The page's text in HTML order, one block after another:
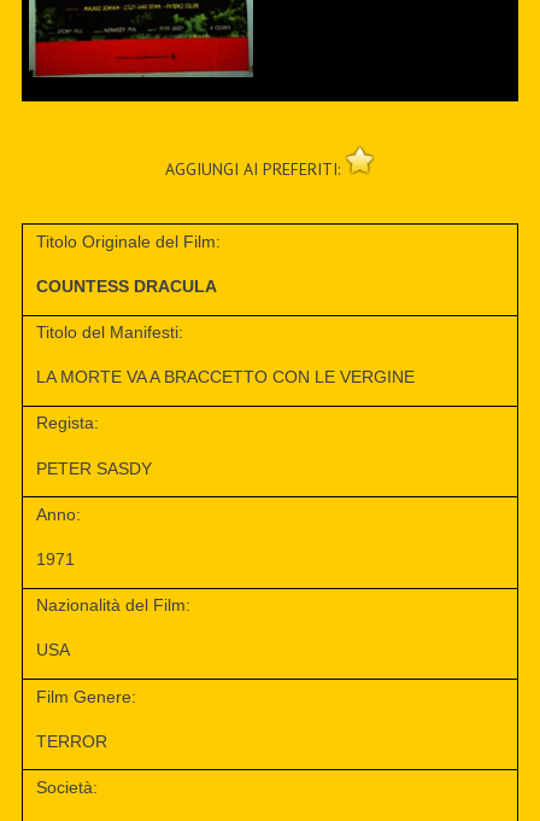
AGGIUNGI AI PREFERITI:
Titolo Originale del Film:
COUNTESS DRACULA
Titolo del Manifesti:
LA MORTE VA A BRACCETTO CON LE VERGINE
Regista:
PETER SASDY
Anno:
1971
Nazionalità del Film:
USA
Film Genere:
TERROR
Società: